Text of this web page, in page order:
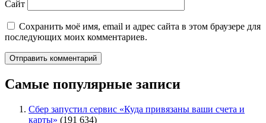
Сайт
Сохранить моё имя, email и адрес сайта в этом браузере для
последующих моих комментариев.
Самые популярные записи
Сбер запустил сервис «Куда привязаны ваши счета и
карты» (191 634)